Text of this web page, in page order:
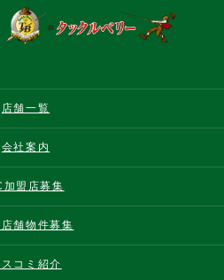
店舗一覧
会社案内
加盟店募集
舗物件募集
スコミ紹介